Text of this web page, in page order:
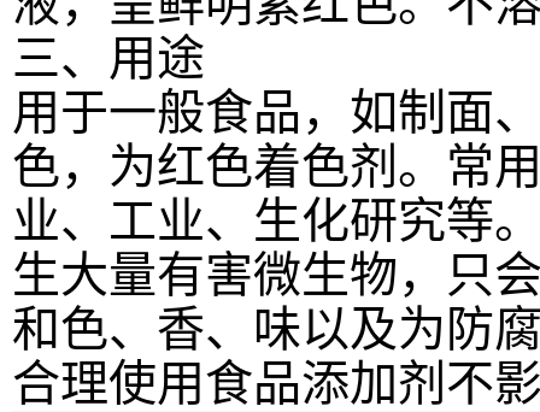
三、用途
用于一般食品，如制面
色，为红色着色剂。 常
业、工业、生化研究等
生大量有害微生物，只
和色、香、味以及为防
合理使用食品添加剂不